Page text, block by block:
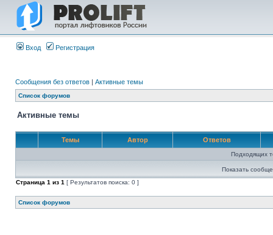
Вход Регистрация
Сообщения без ответов | Активные темы
Список форумов
Активные темы
Темы Автор Ответов
Подходящих
Показать
Страница 1 из 1 [ Результатов поиска: 0 ]
Список форумов